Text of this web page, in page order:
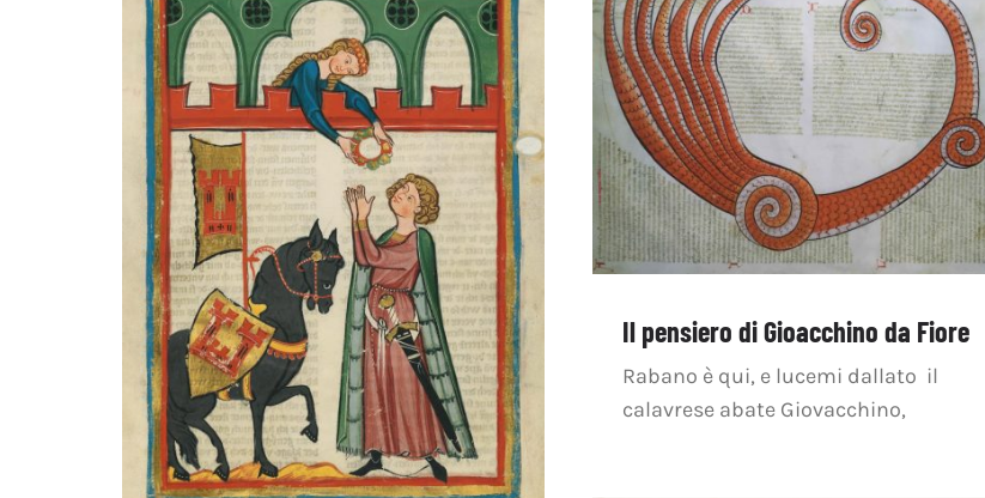
Il pensiero di Gioacchino da Fiore
Rabano è qui, e lucemi dallato il
calavrese abate Giovacchino,